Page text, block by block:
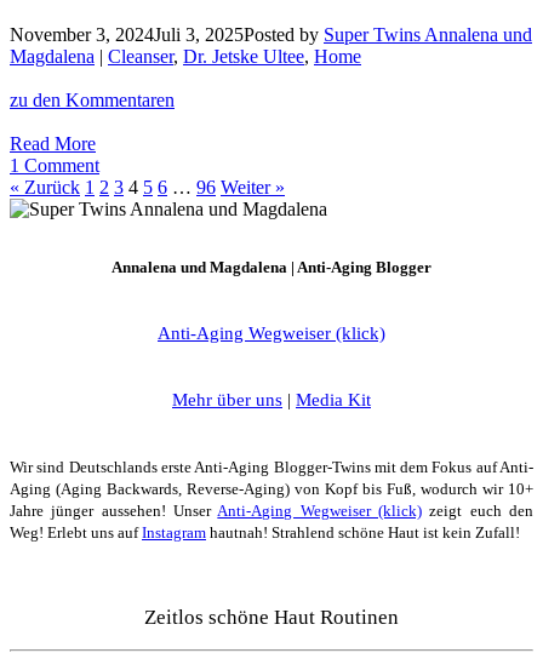
dagewesene
Ergebnisse
Super-
November 3, 2024Juli 3, 2025Posted by Super Twins Annalena und
Magdalena | Cleanser, Dr. Jetske Ultee, Home
zu den Kommentaren
Read MorePremium
Detox
vom
Feinsten:
Clay
1 Comment
« Zurück 1 2 3 4 5 6 … 96 Weiter »
Annalena und Magdalena | Anti-Aging Blogger
Anti-Aging Wegweiser (klick)
Mehr über uns | Media Kit
Wir sind Deutschlands erste Anti-Aging Blogger-Twins mit dem Fokus auf Anti-
Aging (Aging Backwards, Reverse-Aging) von Kopf bis Fuß, wodurch wir 10+
Jahre jünger aussehen! Unser Anti-Aging Wegweiser (klick) zeigt euch den
Weg! Erlebt uns aufInstagram hautnah! Strahlend schöne Haut ist kein Zufall!
Zeitlos schöne Haut Routinen